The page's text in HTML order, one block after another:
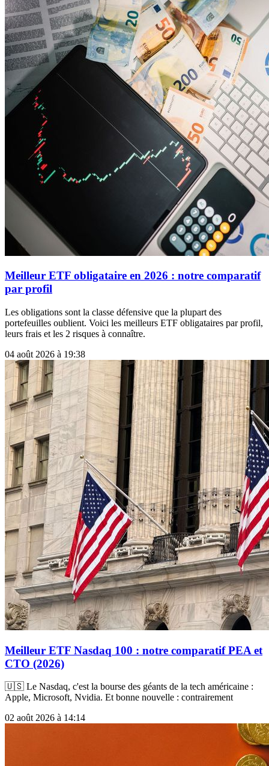
Meilleur ETF obligataire en 2026 : notre comparatif
par profil
Les obligations sont la classe défensive que la plupart des
portefeuilles oublient. Voici les meilleurs ETF obligataires par profil,
leurs frais et les 2 risques à connaître.
04 août 2026 à 19:38
Meilleur ETF Nasdaq 100 : notre comparatif PEA et
CTO (2026)
🇺🇸 Le Nasdaq, c'est la bourse des géants de la tech américaine :
Apple, Microsoft, Nvidia. Et bonne nouvelle : contrairement
02 août 2026 à 14:14